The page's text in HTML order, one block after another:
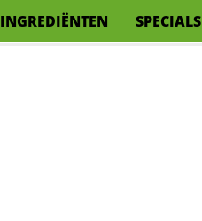
INGREDIËNTEN SPECIALS